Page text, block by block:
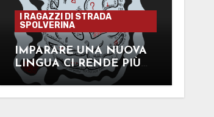
I RAGAZZI DI STRADA
SPOLVERINA
IMPARARE UNA NUOVA
LINGUA CI RENDE PIÙ
INTELLIGENTI?